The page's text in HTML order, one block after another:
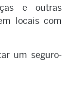
e outras
locais com
um seguro-